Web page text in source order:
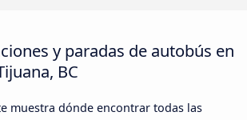
y paradas de autobús en
BC
muestra dónde encontrar todas las